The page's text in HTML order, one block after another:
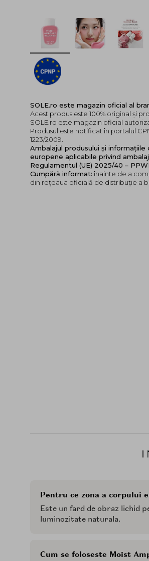
SOLE.ro este magazin oficial al
Acest produs este 100% original și
SOLE.ro este magazin oficial
Produsul este notificat în portalul
1223/2009.
Ambalajul produsului și
europene aplicabile privind
Regulamentul (UE) 2025/40 –
Cumpără informat: înainte de a
din rețeaua oficială de distribuție a
Pentru ce zona a corpului
Este un fard de obraz lichid
luminozitate naturala.
Cum se foloseste Moist